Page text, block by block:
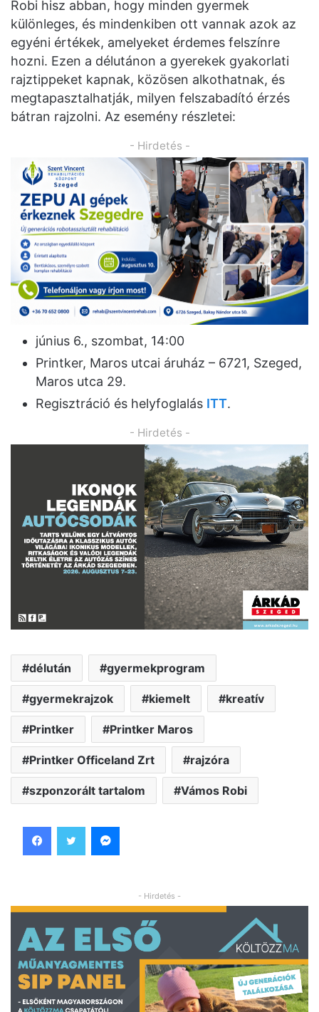
Robi hisz abban, hogy minden gyermek
különleges, és mindenkiben ott vannak azok az
egyéni értékek, amelyeket érdemes felszínre
hozni. Ezen a délutánon a gyerekek gyakorlati
rajztippeket kapnak, közösen alkothatnak, és
megtapasztalhatják, milyen felszabadító érzés
bátran rajzolni. Az esemény részletei:
- Hirdetés -
június 6., szombat, 14:00
Printker, Maros utcai áruház – 6721, Szeged,
Maros utca 29.
Regisztráció és helyfoglalás ITT.
- Hirdetés -
délután gyermekprogram
gyermekrajzok kiemelt kreatív
Printker Printker Maros
Printker Officeland Zrt rajzóra
szponzorált tartalom Vámos Robi
- Hirdetés -